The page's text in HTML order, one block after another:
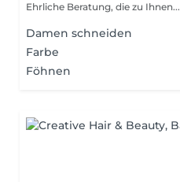
Ehrliche Beratung, die zu Ihnen...
Damen schneiden
Farbe
Föhnen